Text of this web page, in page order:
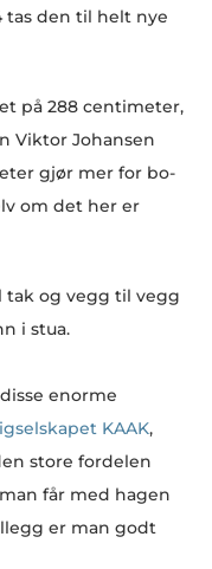
tas den til helt nye
på 288 centimeter,
Viktor Johansen
gjør mer for bo-
om det her er
tak og vegg til vegg
i stua.
enorme
KAAK,
store fordelen
får med hagen
er man godt